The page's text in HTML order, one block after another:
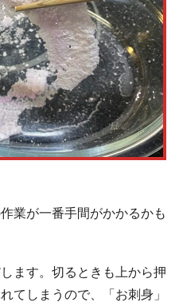
業が一番手間がかかるかも
ます。切るときも上から押
てしまうので、「お刺身」